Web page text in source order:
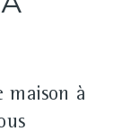
maison à